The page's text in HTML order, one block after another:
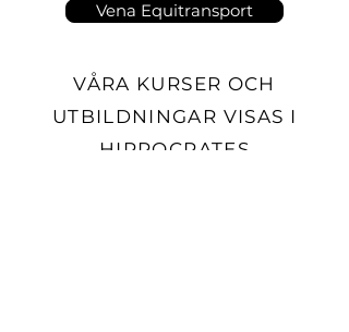
Vena Equitransport
VÅRA KURSER OCH
UTBILDNINGAR VISAS I
HIPPOCRATES